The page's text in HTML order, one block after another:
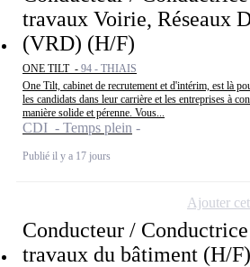
travaux Voirie, Réseaux
(VRD) (H/F)
ONE TILT - 94 - THIAIS
One Tilt, cabinet de recrutement et d'intérim, est là
les candidats dans leur carrière et les entreprises à
manière solide et pérenne. Vous...
CDI - Temps plein
Publié il y a 17 jours
Conducteur /
travaux du bâtiment (H/F)
Ajouter